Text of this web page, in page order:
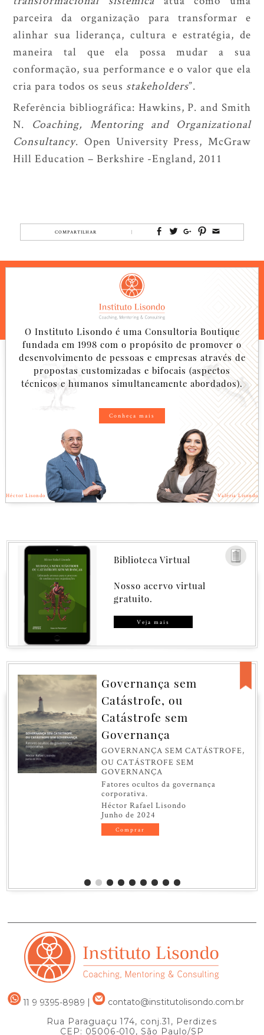
parceira da organização para transformar e
alinhar sua liderança, cultura e estratégia, de
maneira tal que ela possa mudar a sua
conformação, sua performance e o valor que ela
cria para todos os seus stakeholders”.
Referência bibliográfica: Hawkins, P. and Smith
N. Coaching, Mentoring and Organizational
Consultancy. Open University Press, McGraw
Hill Education – Berkshire -England, 2011
COMPARTILHAR
Héctor Lisondo
O Instituto Lisondo é uma Consultoria Boutique
fundada em 1998 com o propósito de promover o
desenvolvimento de pessoas e empresas através de
propostas customizadas e bifocais (aspectos
técnicos e humanos simultaneamente abordados).
Conheça mais
Valéria Lisondo
Biblioteca Virtual
Nosso acervo virtual
gratuito.
Veja mais
Governança sem
Catástrofe, ou
Catástrofe sem
Governança
GOVERNANÇA SEM CATÁSTROFE,
OU CATÁSTROFE SEM
GOVERNANÇA
Fatores ocultos da governança
corporativa.
Héctor Rafael Lisondo
Junho de 2024
Comprar
11 9 9395-8989 contato@institutolisondo.com.br
Rua Paraguaçu 174, conj.31, Perdizes
CEP: 05006-010, São Paulo/SP